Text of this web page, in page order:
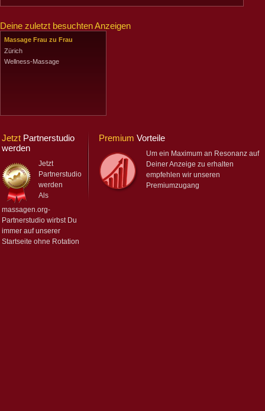
Deine zuletzt besuchten Anzeigen
Massage Frau zu Frau
Zürich
Wellness-Massage
Jetzt Partnerstudio
werden
Jetzt
Partnerstudio
werden
Als
massagen.org-
Partnerstudio wirbst Du
immer auf unserer
Startseite ohne Rotation
Premium Vorteile
Um ein Maximum an Resonanz auf
Deiner Anzeige zu erhalten
empfehlen wir unseren
Premiumzugang